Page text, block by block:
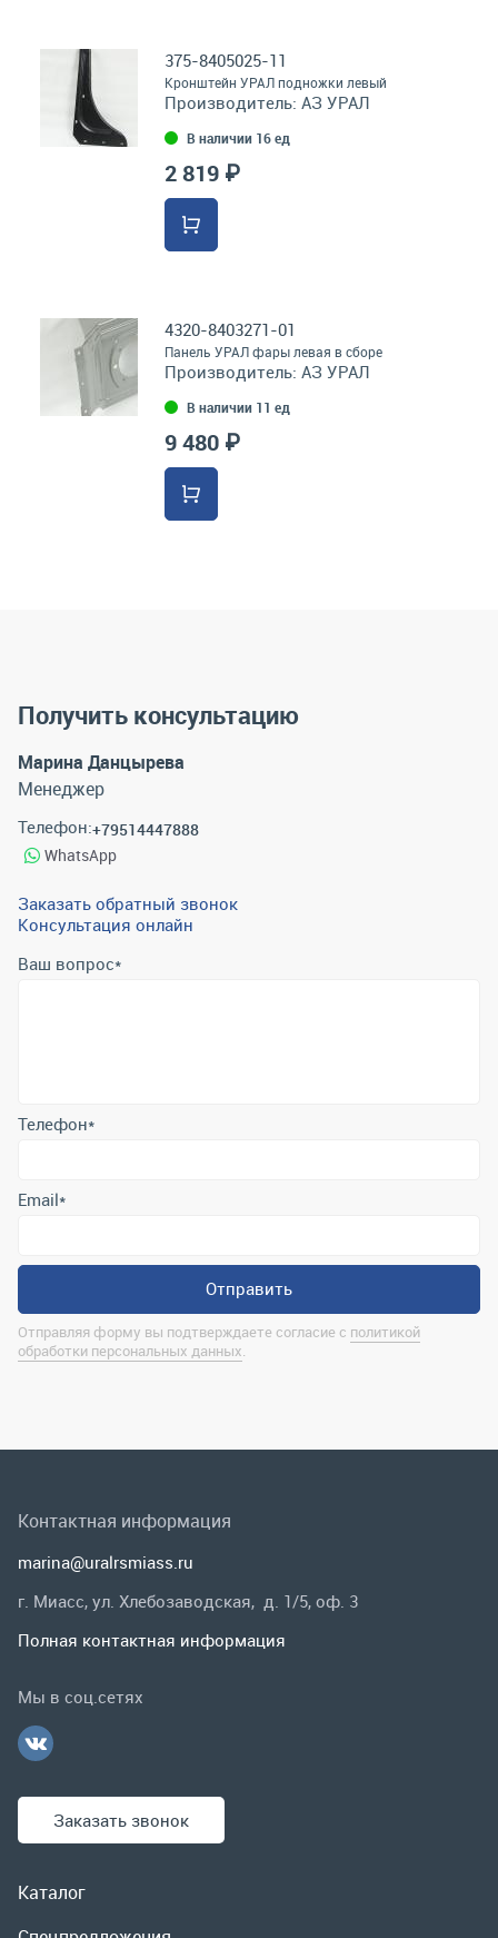
375-8405025-11
Кронштейн УРАЛ подножки левый
Производитель: АЗ УРАЛ
В наличии 16 ед
2 819 ₽
4320-8403271-01
Панель УРАЛ фары левая в сборе
Производитель: АЗ УРАЛ
В наличии 11 ед
9 480 ₽
Получить консультацию
Марина Данцырева
Менеджер
Телефон:+79514447888
WhatsApp
Заказать обратный звонок
Консультация онлайн
Ваш вопрос*
Отправляя форму вы подтверждаете согласие с
Спецпредложения
Гарантии и возврат
Контактная информация
marina@uralrsmiass.ru
Заказать звонок